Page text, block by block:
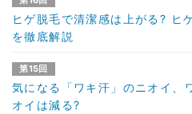
ヒゲ脱毛で清潔感は上がる? ヒ
を徹底解説
第15回
気になる「ワキ汗」のニオイ、
オイは減る?